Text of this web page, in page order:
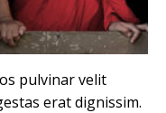
pulvinar velit
erat dignissim.